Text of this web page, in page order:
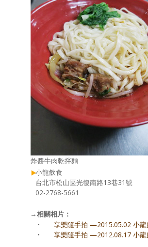
炸醬牛肉乾拌麵
小龍飲食
台北市松山區光復南路13巷31號
02-2768-5661
→相關相片：
•
享樂隨手拍 —2015.05.02 小龍
•
享樂隨手拍 —2012.08.17 小龍